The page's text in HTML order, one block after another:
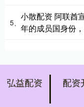
5、
小散配资 阿联酋
年的成员国身份
弘益配资 配资